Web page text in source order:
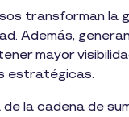
transforman la
Además,
mayor
estratégicas.
de la cadena de